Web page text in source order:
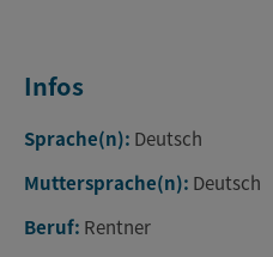
Infos
Sprache(n): Deutsch
Muttersprache(n): Deutsch
Beruf: Rentner